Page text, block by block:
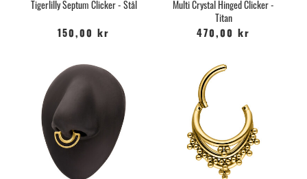
Tigerlilly Septum Clicker - Stål
150,00 kr
Multi Crystal Hinged Clicker -
Titan
470,00 kr